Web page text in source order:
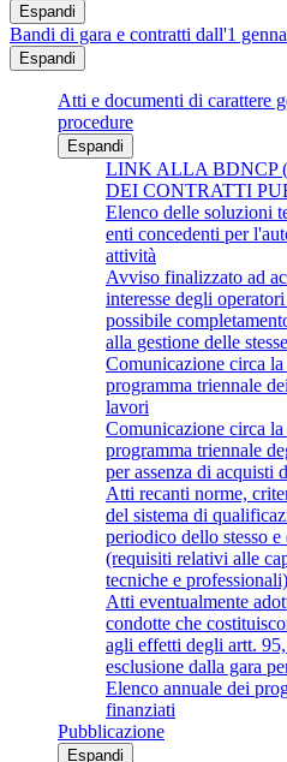
Espandi
Bandi di gara e contratti dall'1
Espandi
Atti e documenti di carattere
procedure
Espandi
LINK ALLA BDNCP
DEI CONTRATTI
Elenco delle soluzioni
enti concedenti per
attività
Avviso finalizzato ad
interesse degli
possibile
alla gestione delle stesse
Comunicazione circa
programma triennale
lavori
Comunicazione circa
programma triennale
per assenza di acquisti
Atti recanti norme,
del sistema di
periodico dello stesso
(requisiti relativi alle
tecniche e
Atti eventualmente
condotte che
agli effetti degli artt.
esclusione dalla gara
Elenco annuale dei
finanziati
Pubblicazione
Espandi